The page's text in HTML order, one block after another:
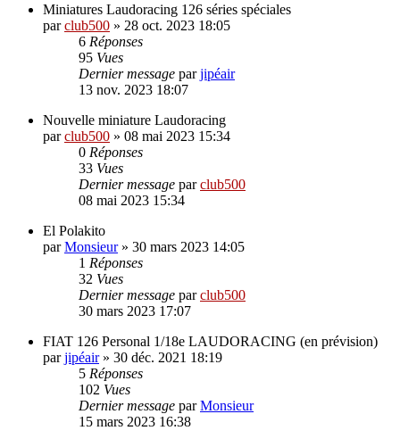
Miniatures Laudoracing 126 séries spéciales
parclub500 » 28 oct. 2023 18:05
6 Réponses
95 Vues
Dernier message parjipéair
13 nov. 2023 18:07
Nouvelle miniature Laudoracing
parclub500 » 08 mai 2023 15:34
0 Réponses
33 Vues
Dernier message parclub500
08 mai 2023 15:34
El Polakito
parMonsieur» 30 mars 2023 14:05
1 Réponses
32 Vues
Dernier message parclub500
30 mars 2023 17:07
FIAT 126 Personal 1/18e LAUDORACING (en prévision)
parjipéair» 30 déc. 2021 18:19
5 Réponses
102 Vues
Dernier message parMonsieur
15 mars 2023 16:38